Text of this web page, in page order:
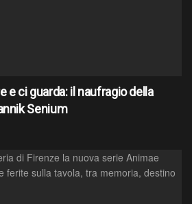
e ci guarda: il naufragio della
Senium